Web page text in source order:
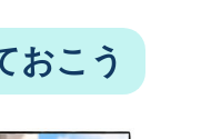
おこう